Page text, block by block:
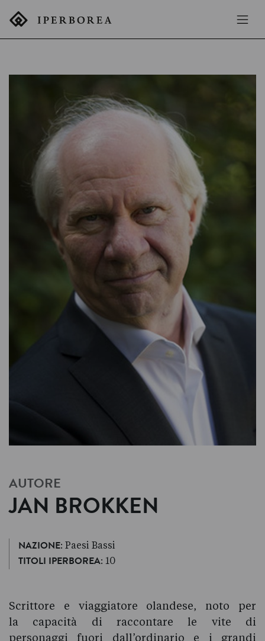
AUTORE
JAN BROKKEN
NAZIONE: Paesi Bassi
TITOLI IPERBOREA: 10
Scrittore e viaggiatore olandese, noto per
la capacità di raccontare le vite di
personaggi fuori dall’ordinario e i grandi